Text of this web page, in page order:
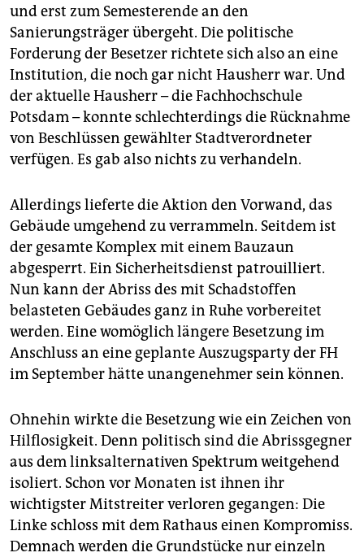
und erst zum Semester­ende an den
Sanierungsträger übergeht. Die politische
Forderung der Besetzer richtete sich also an eine
Institution, die noch gar nicht Hausherr war. Und
der aktuelle Hausherr – die Fachhochschule
Potsdam – konnte schlechterdings die Rücknahme
von Beschlüssen gewählter Stadtverordneter
verfügen. Es gab also nichts zu verhandeln.
Allerdings lieferte die Aktion den Vorwand, das
Gebäude umgehend zu verrammeln. Seitdem ist
der gesamte Komplex mit einem Bauzaun
abgesperrt. Ein Sicherheitsdienst patrouilliert.
Nun kann der Abriss des mit Schadstoffen
belasteten Gebäudes ganz in Ruhe vorbereitet
werden. Eine womöglich längere Besetzung im
Anschluss an eine geplante Auszugsparty der FH
im September hätte unangenehmer sein können.
Ohnehin wirkte die Besetzung wie ein Zeichen von
Hilflosigkeit. Denn politisch sind die Abrissgegner
aus dem linksalternativen Spektrum weitgehend
isoliert. Schon vor Monaten ist ihnen ihr
wichtigster Mitstreiter verloren gegangen: Die
Linke schloss mit dem Rathaus einen Kompromiss.
Demnach werden die Grundstücke nur einzeln